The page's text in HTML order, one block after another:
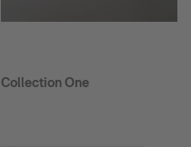
Collection One